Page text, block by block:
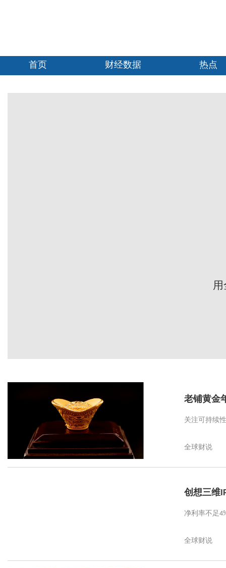
首页 财经数据 热点
老铺黄金
关注可持续性
全球财说
创想三维
净利率不足
全球财说